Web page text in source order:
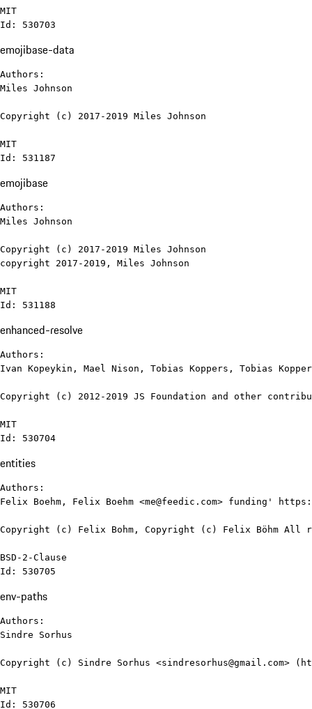
MIT
Id: 530703
emojibase-data
Authors:
Miles Johnson
Copyright (c) 2017-2019 Miles Johnson
MIT
Id: 531187
emojibase
Authors:
Miles Johnson
Copyright (c) 2017-2019 Miles Johnson
copyright 2017-2019, Miles Johnson
MIT
Id: 531188
enhanced-resolve
Authors:
Ivan Kopeykin, Mael Nison, Tobias Koppers, Tobias
Copyright (c) 2012-2019 JS Foundation and other
MIT
Id: 530704
entities
Authors:
Felix Boehm, Felix Boehm <me@feedic.com> funding'
Copyright (c) Felix Bohm, Copyright (c) Felix Böhm All
BSD-2-Clause
Id: 530705
env-paths
Authors:
Sindre Sorhus
Copyright (c) Sindre Sorhus <sindresorhus@gmail.com>
MIT
Id: 530706